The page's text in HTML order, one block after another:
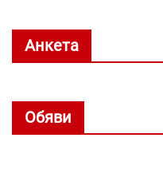
Анкета
Обяви